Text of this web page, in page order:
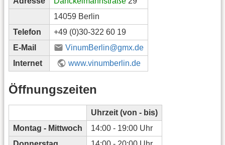
14059 Berlin
Telefon
+49 (0)30-322 60 19
E-Mail
VinumBerlin@gmx.de
Internet
www.vinumberlin.de
Öffnungszeiten
Uhrzeit (von - bis)
Montag - Mittwoch
14:00 - 19:00 Uhr